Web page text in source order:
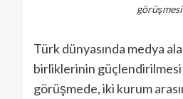
görüşmesi
Türk dünyasında medya
birliklerinin güçlendirilmesi
görüşmede, iki kurum